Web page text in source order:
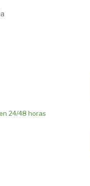
24/48 horas